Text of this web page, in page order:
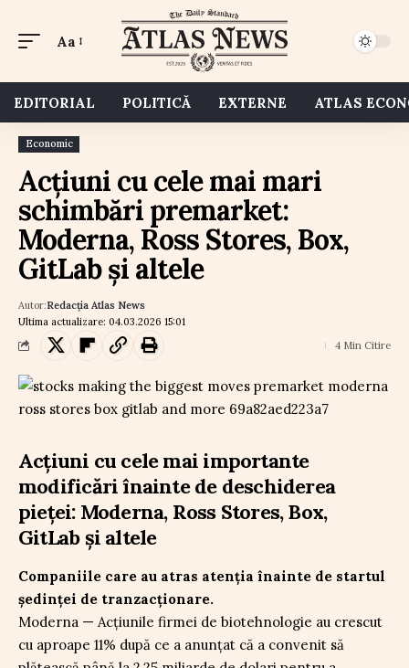
Aa
EDITORIAL POLITICĂ EXTERNE ATLAS
Economic
Acțiuni cu cele mai mari
schimbări premarket:
Moderna, Ross Stores, Box,
GitLab și altele
Ultima actualizare: 04.03.2026 15:01
Autor:Redacția Atlas News
4 Min Citire
Acțiuni cu cele mai importante
modificări înainte de deschiderea
pieței: Moderna, Ross Stores, Box,
GitLab și altele
Companiile care au atras atenția înainte de startul
ședinței de tranzacționare.
Moderna — Acțiunile firmei de biotehnologie au crescut
cu aproape 11% după ce a anunțat că a convenit să